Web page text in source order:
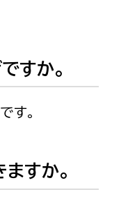
すか。
す。
すか。